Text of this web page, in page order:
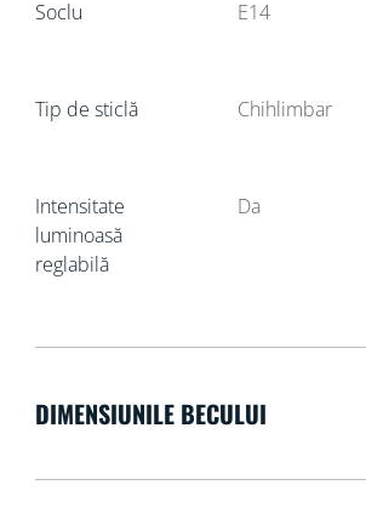
Soclu E14
Tip de sticlă Chihlimbar
Intensitate
luminoasă
reglabilă
Da
DIMENSIUNILE BECULUI